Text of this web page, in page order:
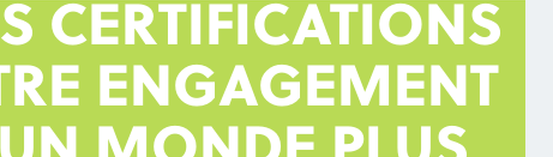
CERTIFICATIONS
ENGAGEMENT